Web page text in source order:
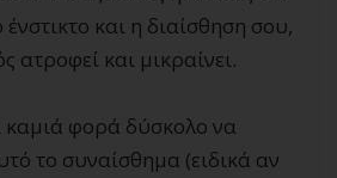
ένστικτο και η διαίσθηση σου,
ατροφεί και μικραίνει.
καμιά φορά δύσκολο να
το συναίσθημα (ειδικά αν